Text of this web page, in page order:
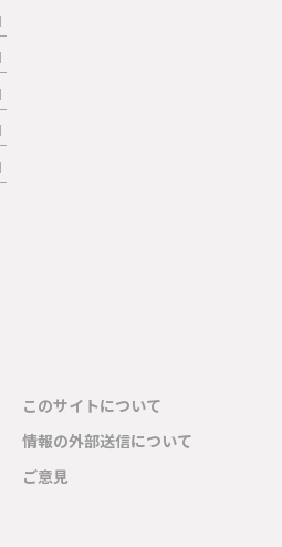
このサイトについて
情報の外部送信について
ご意見